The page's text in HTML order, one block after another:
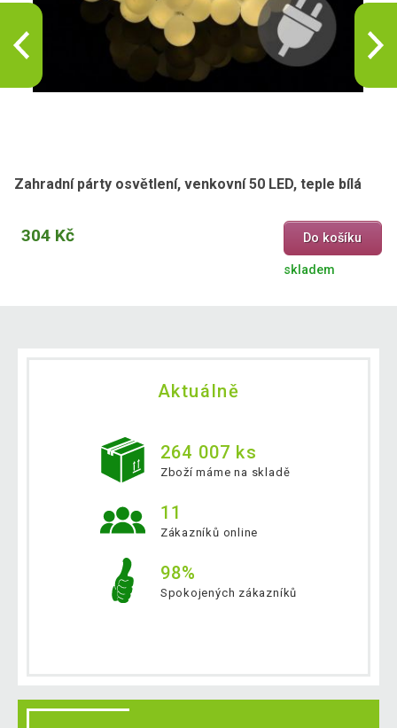
Zahradní párty osvětlení, venkovní 50 LED, teple bílá
304 Kč Do košíku
skladem
Aktuálně
264 007 ks
Zboží máme na skladě
11
Zákazníků online
98%
Spokojených zákazníků